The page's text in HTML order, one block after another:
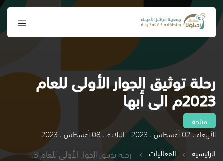
رحلة توثيق الجوار الأولى للعام
2023م الى أبها
متاحة
الأربعاء ، 02 أغسطس ، 2023 - الثلاثاء ، 08 أغسطس ، 2023
الرئيسية
الفعاليات رحلة توثيق الجوار الأولى للعام 2023م الى أبها